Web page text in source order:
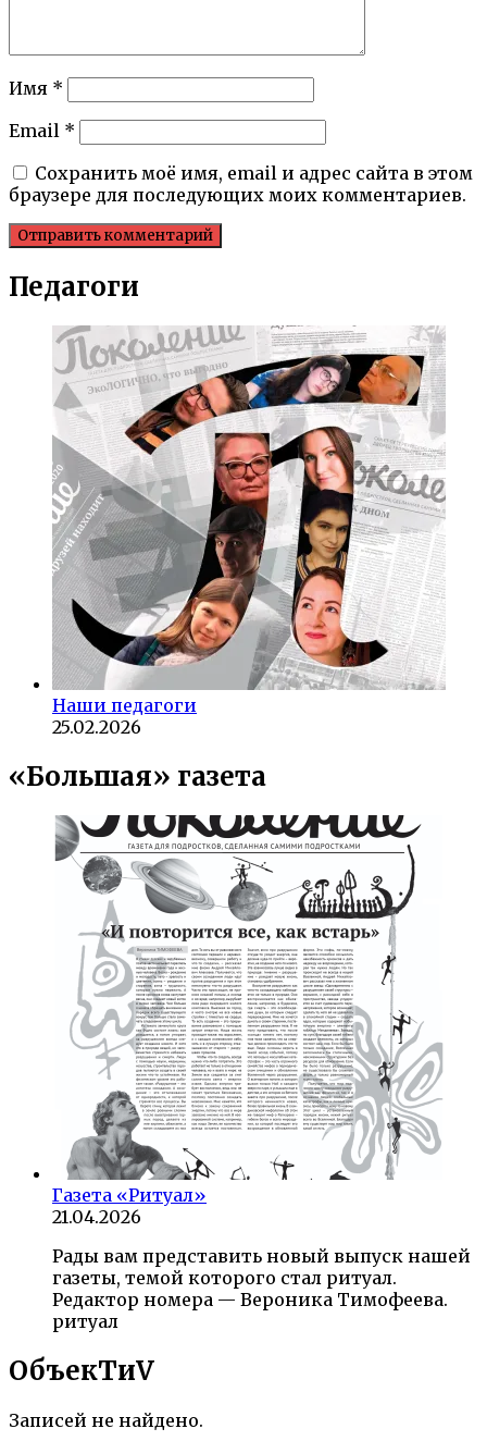
Имя *
Email *
Сохранить моё имя, email и адрес сайта в этом
браузере для последующих моих комментариев.
Педагоги
Наши педагоги
25.02.2026
«Большая» газета
Газета «Ритуал»
21.04.2026
Рады вам представить новый выпуск нашей
газеты, темой которого стал ритуал.
Редактор номера — Вероника Тимофеева.
ритуал
ОбъекTиV
Записей не найдено.